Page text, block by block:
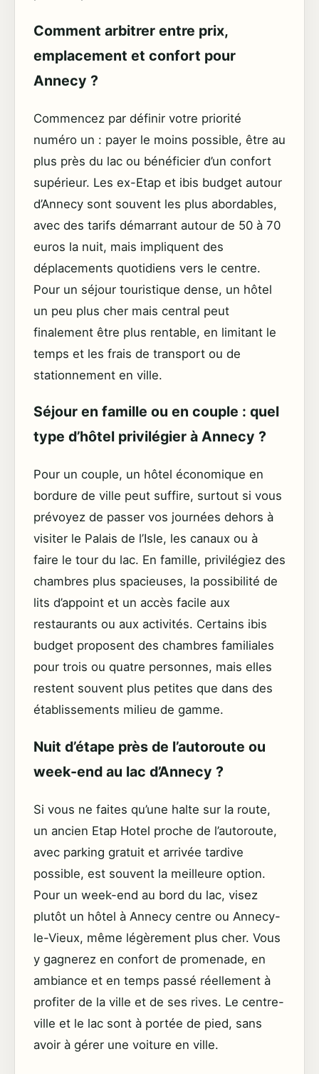
Comment arbitrer entre prix,
emplacement et confort pour
Annecy ?
Commencez par définir votre priorité
numéro un : payer le moins possible, être au
plus près du lac ou bénéficier d’un confort
supérieur. Les ex-Etap et ibis budget autour
d’Annecy sont souvent les plus abordables,
avec des tarifs démarrant autour de 50 à 70
euros la nuit, mais impliquent des
déplacements quotidiens vers le centre.
Pour un séjour touristique dense, un hôtel
un peu plus cher mais central peut
finalement être plus rentable, en limitant le
temps et les frais de transport ou de
stationnement en ville.
Séjour en famille ou en couple : quel
type d’hôtel privilégier à Annecy ?
Pour un couple, un hôtel économique en
bordure de ville peut suffire, surtout si vous
prévoyez de passer vos journées dehors à
visiter le Palais de l’Isle, les canaux ou à
faire le tour du lac. En famille, privilégiez des
chambres plus spacieuses, la possibilité de
lits d’appoint et un accès facile aux
restaurants ou aux activités. Certains ibis
budget proposent des chambres familiales
pour trois ou quatre personnes, mais elles
restent souvent plus petites que dans des
établissements milieu de gamme.
Nuit d’étape près de l’autoroute ou
week-end au lac d’Annecy ?
Si vous ne faites qu’une halte sur la route,
un ancien Etap Hotel proche de l’autoroute,
avec parking gratuit et arrivée tardive
possible, est souvent la meilleure option.
Pour un week-end au bord du lac, visez
plutôt un hôtel à Annecy centre ou Annecy-
le-Vieux, même légèrement plus cher. Vous
y gagnerez en confort de promenade, en
ambiance et en temps passé réellement à
profiter de la ville et de ses rives. Le centre-
ville et le lac sont à portée de pied, sans
avoir à gérer une voiture en ville.